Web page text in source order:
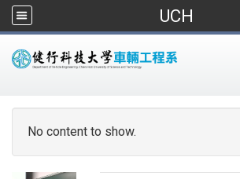
UCH
No content to show.